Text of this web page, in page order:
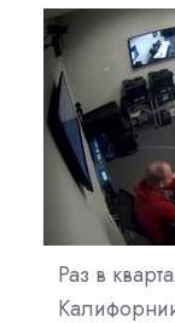
Раз в